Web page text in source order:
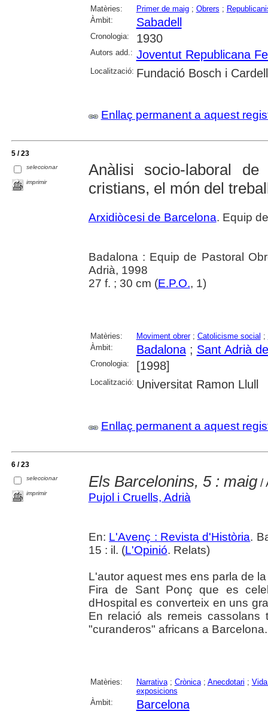
Matèries: Primer de maig; Obrers ;
Àmbit:
Sabadell
Cronologia: 1930
Autors add.: Joventut Republicana
Localització: Fundació Bosch i
Enllaç permanent a aquest
5 / 23
seleccionar
imprimir
Anàlisi socio-laboral
cristians, el món del
Arxidiòcesi de Barcelona. Equip
Badalona : Equip de Pastoral
Adrià, 1998
27 f. ; 30 cm (E.P.O., 1)
Matèries: Moviment obrer; Catolicisme social ;
Àmbit:
Badalona; Sant Adrià
Cronologia: [1998]
Localització: Universitat Ramon Llull
Enllaç permanent a aquest
6 / 23
seleccionar
imprimir
Els Barcelonins, 5 : maig/
Pujol i Cruells, Adrià
En: L'Avenç : Revista d'Història.
15 : il. (L'Opinió. Relats)
L'autor aquest mes ens parla de
Fira de Sant Ponç que es
dHospital es converteix en uns
En relació als remeis cassolans
"curanderos" africans a Barcelona.
Matèries: Narrativa; Crònica; Anecdotari ;
exposicions
Àmbit:
Barcelona